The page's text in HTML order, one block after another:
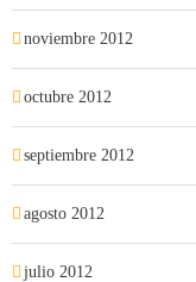
noviembre 2012
octubre 2012
septiembre 2012
agosto 2012
julio 2012